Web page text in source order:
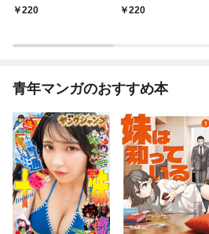
リートくん むさぼりエ
220
ですか？（分冊版）
220
青年マンガのおすすめ本